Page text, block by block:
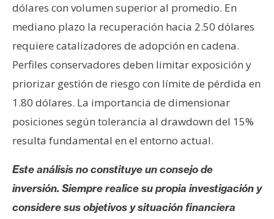
dólares con volumen superior al promedio. En
mediano plazo la recuperación hacia 2.50 dólares
requiere catalizadores de adopción en cadena.
Perfiles conservadores deben limitar exposición y
priorizar gestión de riesgo con límite de pérdida en
1.80 dólares. La importancia de dimensionar
posiciones según tolerancia al drawdown del 15%
resulta fundamental en el entorno actual.
Este análisis no constituye un consejo de
inversión. Siempre realice su propia investigación y
considere sus objetivos y situación financiera